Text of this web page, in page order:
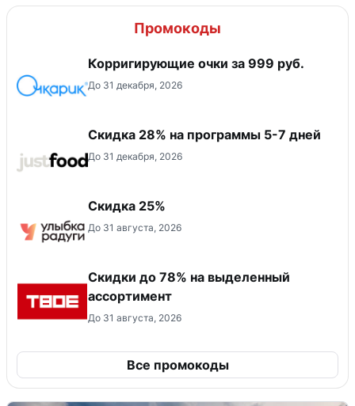
Промокоды
Корригирующие очки за 999 руб.
До 31 декабря, 2026
Скидка 28% на программы 5-7 дней
До 31 декабря, 2026
Скидка 25%
До 31 августа, 2026
Скидки до 78% на выделенный
ассортимент
До 31 августа, 2026
Все промокоды